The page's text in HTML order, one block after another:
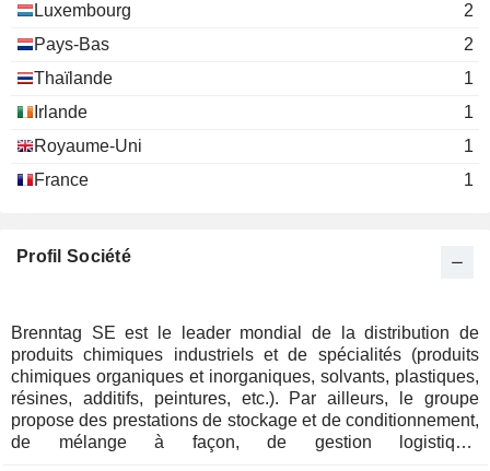
Luxembourg
2
Pays-Bas
2
Thaïlande
1
Irlande
1
Royaume-Uni
1
France
1
Profil Société
Brenntag SE est le leader mondial de la distribution de
produits chimiques industriels et de spécialités (produits
chimiques organiques et inorganiques, solvants, plastiques,
résines, additifs, peintures, etc.). Par ailleurs, le groupe
propose des prestations de stockage et de conditionnement,
de mélange à façon, de gestion logistique,